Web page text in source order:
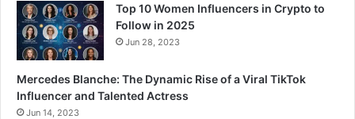
Top 10 Women Influencers in Crypto to
Follow in 2025
Jun 28, 2023
Mercedes Blanche: The Dynamic Rise of a Viral TikTok
Influencer and Talented Actress
Jun 14, 2023